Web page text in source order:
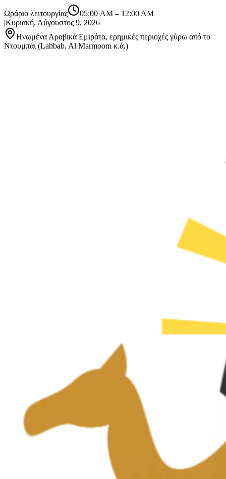
Ωράριο λειτουργίας 05:00 AM – 12:00 AM
|Κυριακή, Αύγουστος 9, 2026
Ηνωμένα Αραβικά Εμιράτα, ερημικές περιοχές γύρω από το
Ντουμπάι (Lahbab, Al Marmoom κ.ά.)